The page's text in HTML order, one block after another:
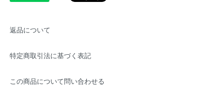
返品について
特定商取引法に基づく表記
この商品について問い合わせる